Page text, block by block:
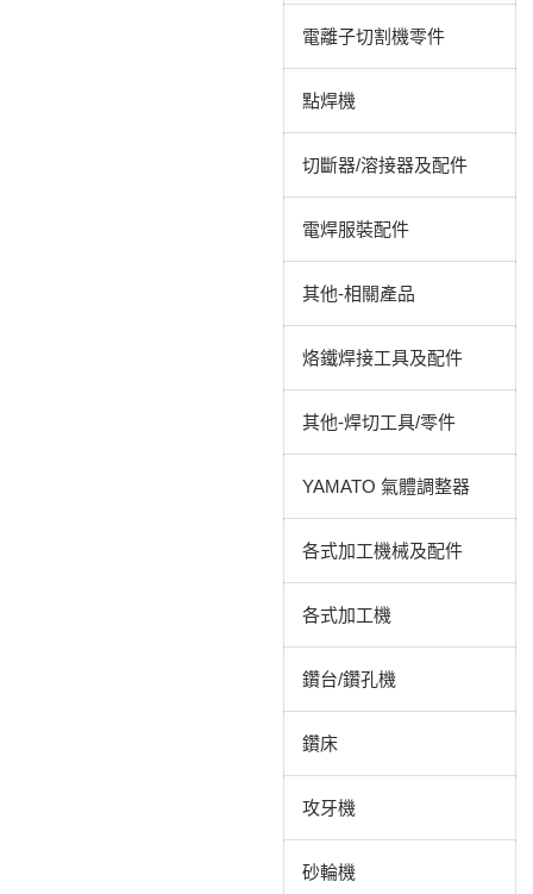
電離子切割機零件
點焊機
切斷器/溶接器及配件
電焊服裝配件
其他-相關產品
烙鐵焊接工具及配件
其他-焊切工具/零件
YAMATO 氣體調整器
各式加工機械及配件
各式加工機
鑽台/鑽孔機
鑽床
攻牙機
砂輪機